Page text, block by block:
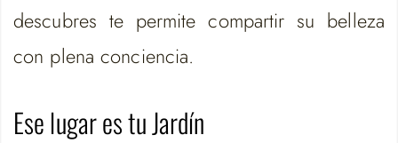
descubres te permite compartir su belleza
con plena conciencia.
Ese lugar es tu Jardín